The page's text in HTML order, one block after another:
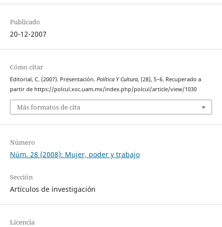
Publicado
20-12-2007
Cómo citar
Editorial, C. (2007). Presentación. Política Y Cultura, (28), 5–6. Recuperado a
partir de https://polcul.xoc.uam.mx/index.php/polcul/article/view/1030
Más formatos de cita
Número
Núm. 28 (2008): Mujer, poder y trabajo
Sección
Artículos de investigación
Licencia